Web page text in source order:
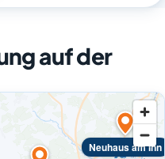
auf der
Neuhaus am Inn